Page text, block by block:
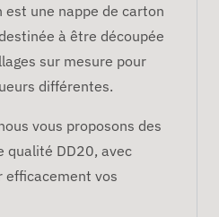
est une nappe de carton
à être découpée
sur mesure pour
différentes.
vous proposons des
qualité DD20, avec
efficacement vos